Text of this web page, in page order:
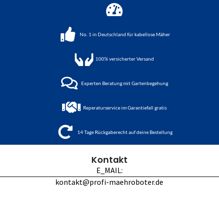
No. 1 in Deutschland für kabellose Mäher
100%versicherter Versand
Experten Beratung mit Gartenbegehung
Reperaturservice im Garantiefall gratis
14 Tage Rückgaberecht auf deine Bestellung
Kontakt
E_MAIL:
kontakt@profi-maehroboter.de